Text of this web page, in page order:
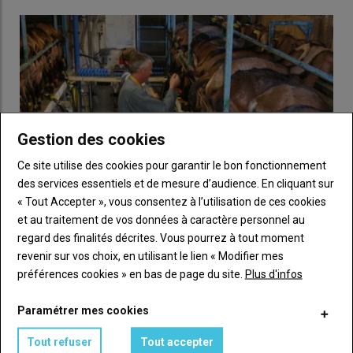
entreprise de travaux agricolespassepeu de temps dans
les champs . Alicoop
, qui finançait l’étude, voulait lui montrer
le gain de temps permis par l’
automatisation de la
distributionde ses bouchons ou cubes Verdis et de ses
granulés Chevry.
44 heures pour les éleveurs caprins
De moins en moins de chèvres au contrôle laitier
09 juillet 2026
En 2025, les élevages et effectifs de chèvres en contrôle laitier
Gestion des cookies
Ce site utilise des cookies pour garantir le bon fonctionnement
des services essentiels et de mesure d’audience. En cliquant sur
« Tout Accepter », vous consentez à l’utilisation de ces cookies
et au traitement de vos données à caractère personnel au
regard des finalités décrites. Vous pourrez à tout moment
revenir sur vos choix, en utilisant le lien « Modifier mes
préférences cookies » en bas de page du site. Plus d'infos
Paramétrer mes cookies
Tout refuser Tout accepter